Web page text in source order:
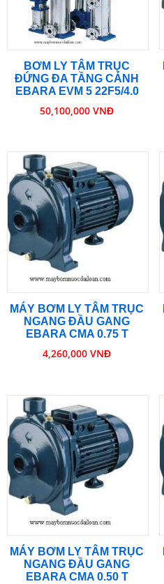
BƠM LY TÂM TRỤC
ĐỨNG ĐA TẦNG CÁNH
EBARA EVM 5 22F5/4.0
50,100,000 VNĐ
MÁY BƠM LY TÂM TRỤC
NGANG ĐẦU GANG
EBARA CMA 0.75 T
4,260,000 VNĐ
MÁY BƠM LY TÂM TRỤC
NGANG ĐẦU GANG
EBARA CMA 0.50 T